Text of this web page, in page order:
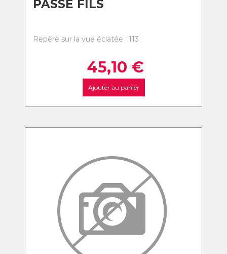
PASSE FILS
Repère sur la vue éclatée : 113
45,10 €
Ajouter au panier